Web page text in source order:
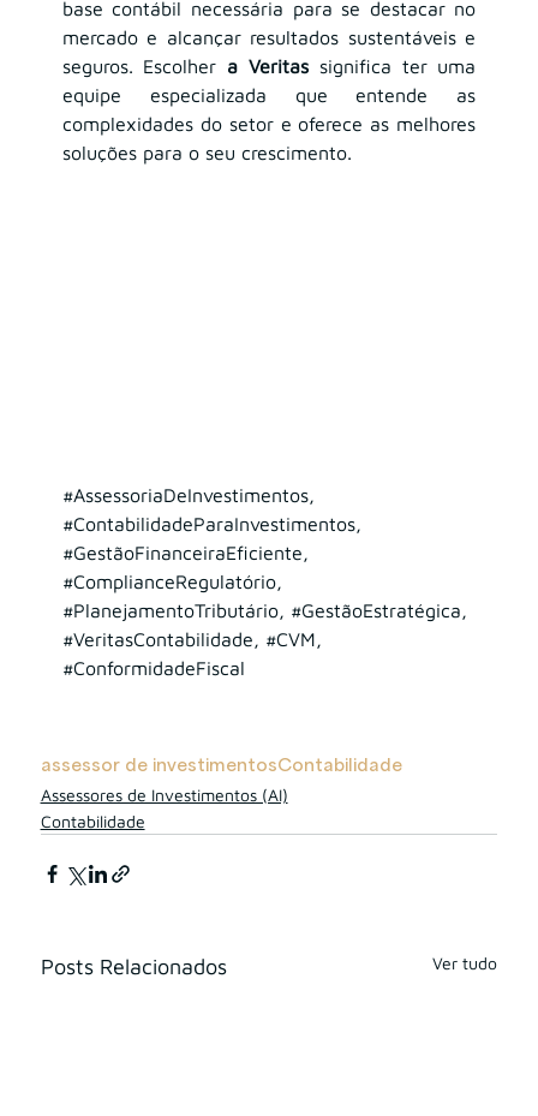
base contábil necessária para se destacar no
mercado e alcançar resultados sustentáveis e
seguros. Escolher a Veritas significa ter uma
equipe especializada que entende as
complexidades do setor e oferece as melhores
soluções para o seu crescimento.
#AssessoriaDeInvestimentos,
#ContabilidadeParaInvestimentos,
#GestãoFinanceiraEficiente,
#ComplianceRegulatório,
#PlanejamentoTributário, #GestãoEstratégica,
#VeritasContabilidade, #CVM,
#ConformidadeFiscal
assessor de investimentosContabilidade
Assessores de Investimentos (AI)
Contabilidade
Posts Relacionados Ver tudo